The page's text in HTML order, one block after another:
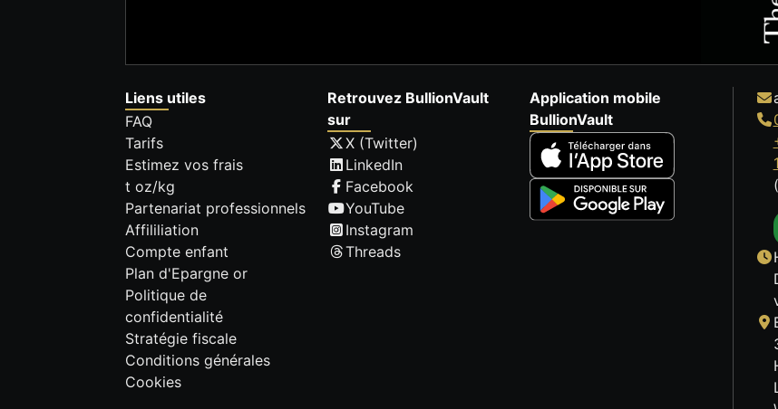
Liens utiles
FAQ
Tarifs
Estimez vos frais
t oz/kg
Partenariat professionnels
Affililiation
Compte enfant
Plan d'Epargne or
Politique de
confidentialité
Stratégie fiscale
Conditions générales
Cookies
Retrouvez BullionVault
sur
X (Twitter)
LinkedIn
Facebook
YouTube
Instagram
Threads
Application mobile
BullionVault